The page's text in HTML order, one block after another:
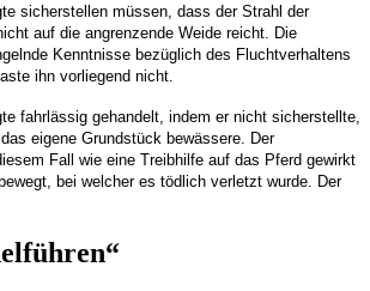
sicherstellen müssen, dass der Strahl der
auf die angrenzende Weide reicht. Die
Kenntnisse bezüglich des Fluchtverhaltens
ihn vorliegend nicht.
fahrlässig gehandelt, indem er nicht sicherstellte,
eigene Grundstück bewässere. Der
Fall wie eine Treibhilfe auf das Pferd gewirkt
bei welcher es tödlich verletzt wurde. Der